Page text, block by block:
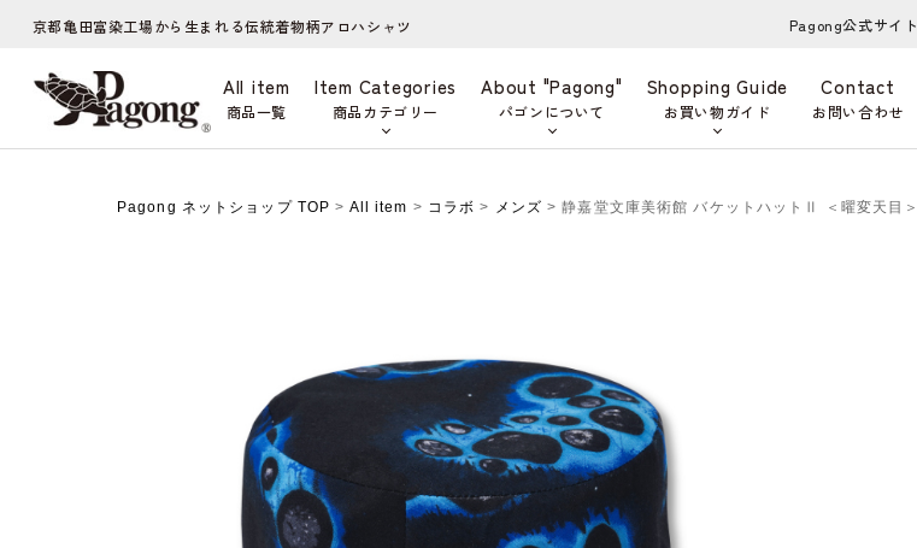
京都亀田富染工場から生まれる伝統着物柄アロハシャツ Pagong公式サイト
All item
商品一覧
Item Categories
商品カテゴリー
About "Pagong"
パゴンについて
Shopping Guide
お買い物ガイド
Contact
お問い合わせ
Pagong ネットショップ TOP > All item > コラボ > メンズ > 静嘉堂文庫美術館 バケットハットⅡ ＜曜変天目＞